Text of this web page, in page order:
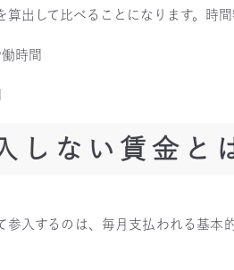
出して比べることになります。時
時間
しない賃金と
参入するのは、毎月支払われる基本